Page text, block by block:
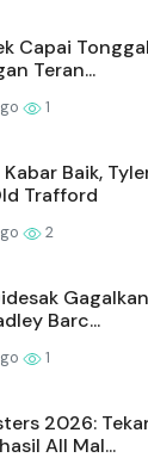
Capai
Teran...
1
Baik,
Trafford
2
Barc...
1
2026:
All Mal...